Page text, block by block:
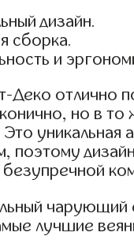
дизайн.
сборка.
и
Деко отлично
но в
уникальная
поэтому
лучшие